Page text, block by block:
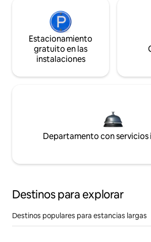
Estacionamiento
gratuito en las
instalaciones
Departamento con servicios
Destinos para explorar
Destinos populares para estancias largas